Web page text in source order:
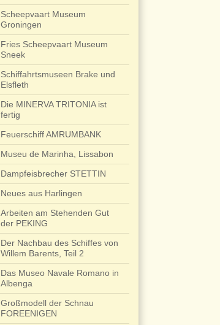
Scheepvaart Museum
Groningen
Fries Scheepvaart Museum
Sneek
Schiffahrtsmuseen Brake und
Elsfleth
Die MINERVA TRITONIA ist
fertig
Feuerschiff AMRUMBANK
Museu de Marinha, Lissabon
Dampfeisbrecher STETTIN
Neues aus Harlingen
Arbeiten am Stehenden Gut
der PEKING
Der Nachbau des Schiffes von
Willem Barents, Teil 2
Das Museo Navale Romano in
Albenga
Großmodell der Schnau
FOREENIGEN